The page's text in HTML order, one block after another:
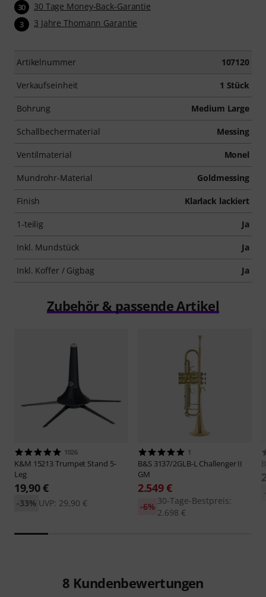
30 30 Tage Money-Back-Garantie
3 3 Jahre Thomann Garantie
Artikelnummer 107120
Verkaufseinheit 1 Stück
Bohrung Medium Large
Schallbechermaterial Messing
Ventilmaterial Monel
Mundrohr-Material Goldmessing
Finish Klarlack lackiert
1-teilig Ja
Inkl. Mundstück Ja
Inkl. Koffer / Gigbag Ja
Zubehör & passende Artikel
1026
K&M 15213 Trumpet Stand 5-
Leg
19,90 €
UVP: 29,90 €
-33%
1
B&S 3137/2GLB-L Challenger II
GM
2.549 €
30-Tage-Bestpreis:
2.698 €
-6%
8 Kundenbewertungen